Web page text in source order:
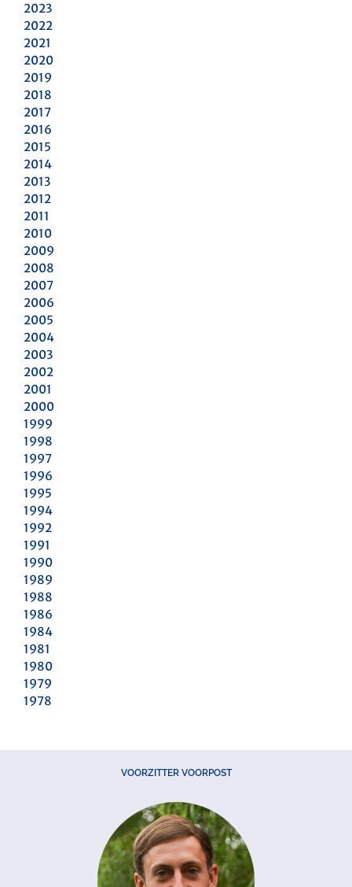
2023
2022
2021
2020
2019
2018
2017
2016
2015
2014
2013
2012
2011
2010
2009
2008
2007
2006
2005
2004
2003
2002
2001
2000
1999
1998
1997
1996
1995
1994
1992
1991
1990
1989
1988
1986
1984
1981
1980
1979
1978
VOORZITTER VOORPOST